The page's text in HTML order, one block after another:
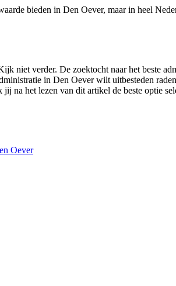
bieden in Den Oever, maar in heel
niet verder. De zoektocht naar het beste
in Den Oever wilt uitbesteden
na het lezen van dit artikel de beste optie
Oever